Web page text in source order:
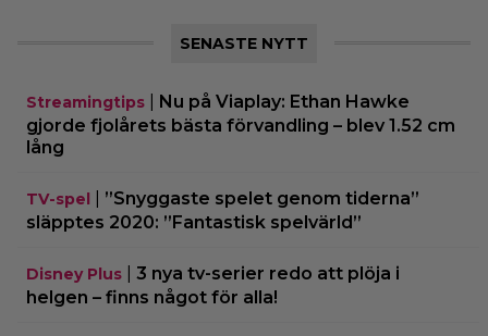
SENASTE NYTT
Streamingtips
Nu på Viaplay: Ethan Hawke
gjorde fjolårets bästa förvandling – blev 1.52 cm
lång
TV-spel
”Snyggaste spelet genom tiderna”
släpptes 2020: ”Fantastisk spelvärld”
Disney Plus
3 nya tv-serier redo att plöja i
helgen – finns något för alla!